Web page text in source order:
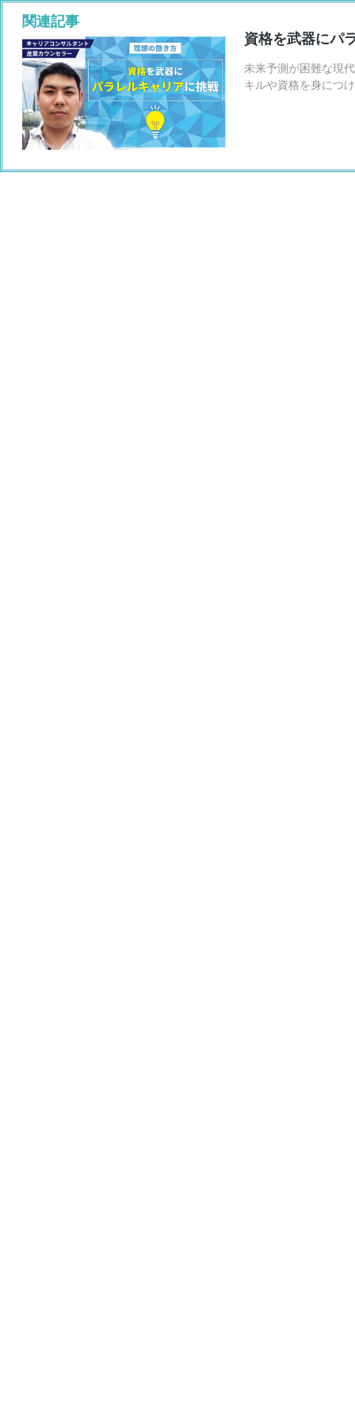
資格を武器にパ
未来予測が困難な現
キルや資格を身につ